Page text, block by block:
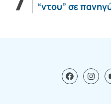
“ντου” σε